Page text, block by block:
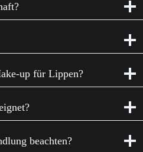
up für Lippen?
beachten?